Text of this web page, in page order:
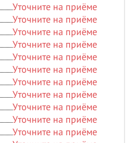
Уточните на приёме
Уточните на приёме
Уточните на приёме
Уточните на приёме
Уточните на приёме
Уточните на приёме
Уточните на приёме
Уточните на приёме
Уточните на приёме
Уточните на приёме
Уточните на приёме